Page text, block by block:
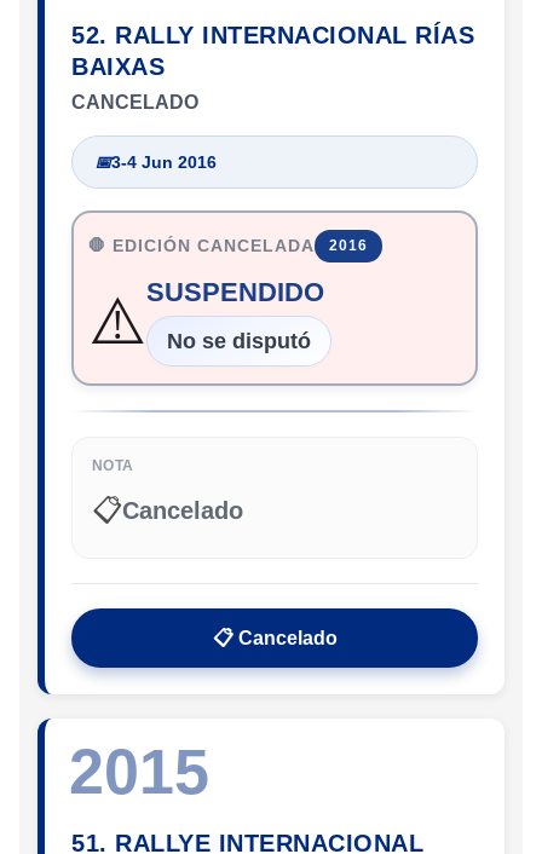
52. RALLY INTERNACIONAL RÍAS
BAIXAS
CANCELADO
📅3-4 Jun 2016
🛑 EDICIÓN CANCELADA 2016
⚠️SUSPENDIDO
No se disputó
NOTA
📋Cancelado
📋 Cancelado
2015
51. RALLYE INTERNACIONAL